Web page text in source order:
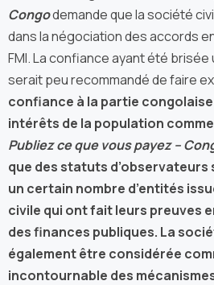
Congodemande que la société
dans la négociation des accords
FMI. La confiance ayant été brisée
serait peu recommandé de faire
confiance à la partie
intérêts de la population
Publiez ce que vous payez –
que des statuts
un certain nombre d’entités
civile qui ont fait leurs preuves
des finances publiques. La
également être considérée
incontournable des